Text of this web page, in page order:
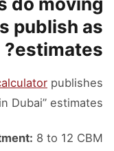
publish as
estimates?
publishes
Dubai” estimates:
8 to 12 CBM